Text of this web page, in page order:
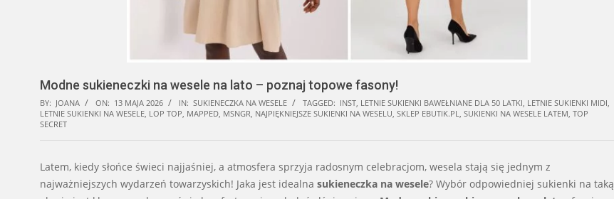
Modne sukieneczki na wesele na lato – poznaj topowe fasony!
BY: JOANA ON: 13 MAJA 2026 IN: SUKIENECZKA NA WESELE TAGGED: INST, LETNIE SUKIENKI BAWEŁNIANE DLA 50 LATKI, LETNIE SUKIENKI MIDI,
LETNIE SUKIENKI NA WESELE, LOP TOP, MAPPED, MSNGR, NAJPIĘKNIEJSZE SUKIENKI NA WESELU, SKLEP EBUTIK.PL, SUKIENKI NA WESELE LATEM, TOP
SECRET
Latem, kiedy słońce świeci najjaśniej, a atmosfera sprzyja radosnym celebracjom, wesela stają się jednym z
najważniejszych wydarzeń towarzyskich! Jaka jest idealna sukieneczka na wesele? Wybór odpowiedniej sukienki na taką